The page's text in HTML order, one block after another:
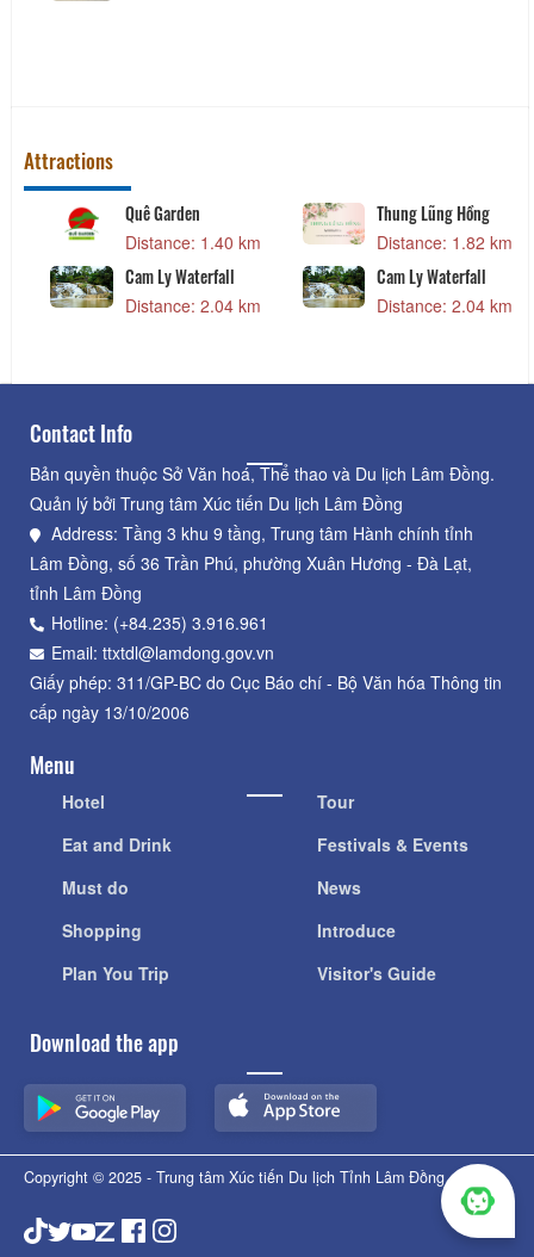
Attractions
Quê Garden
Distance: 1.40 km
Thung Lũng Hồng
Distance: 1.82 km
Cam Ly Waterfall
Distance: 2.04 km
Cam Ly Waterfall
Distance: 2.04 km
Contact Info
Bản quyền thuộc Sở Văn hoá, Thể thao và Du lịch Lâm Đồng.
Quản lý bởi Trung tâm Xúc tiến Du lịch Lâm Đồng
Address: Tầng 3 khu 9 tầng, Trung tâm Hành chính tỉnh
Lâm Đồng, số 36 Trần Phú, phường Xuân Hương - Đà Lạt,
tỉnh Lâm Đồng
Hotline: (+84.235) 3.916.961
Email: ttxtdl@lamdong.gov.vn
Giấy phép: 311/GP-BC do Cục Báo chí - Bộ Văn hóa Thông tin
cấp ngày 13/10/2006
Menu
Hotel
Eat and Drink
Must do
Shopping
Plan You Trip
Tour
Festivals & Events
News
Introduce
Visitor's Guide
Download the app
Copyright © 2025 - Trung tâm Xúc tiến Du lịch Tỉnh Lâm Đồng